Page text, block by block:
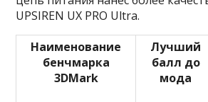
UPSIREN UX PRO Ultra.
Наименование
бенчмарка
3DMark
Лучший
балл до
мода